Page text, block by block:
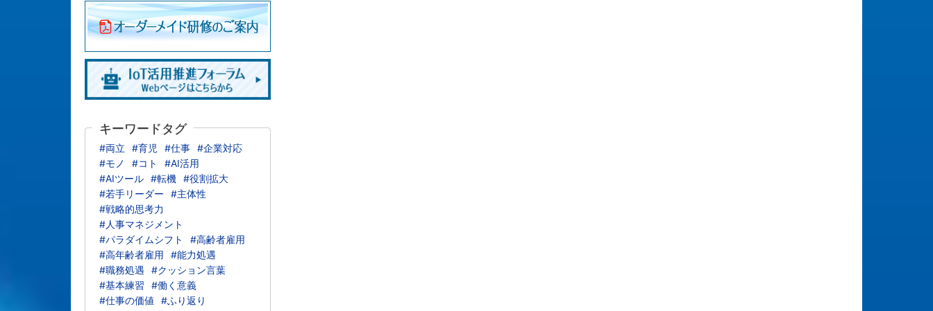
キーワードタグ
#両立 #育児 #仕事 #企業対応
#モノ
#コト
#AI活用
#AIツール #転機 #役割拡大
#若手リーダー
#主体性
#戦略的思考力
#人事マネジメント
#パラダイムシフト
#高齢者雇用
#高年齢者雇用
#能力処遇
#職務処遇
#クッション言葉
#基本練習
#働く意義
#仕事の価値
#ふり返り